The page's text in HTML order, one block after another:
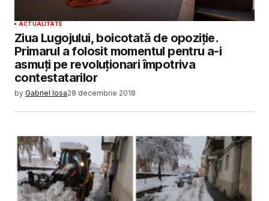
ACTUALITATE
Ziua Lugojului, boicotată de opoziție.
Primarul a folosit momentul pentru a-i
asmuți pe revoluționari împotriva
contestatarilor
by Gabriel Iosa28 decembrie 2018